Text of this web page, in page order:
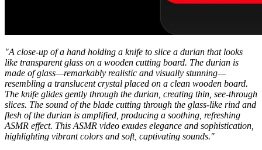
"A close-up of a hand holding a knife to slice a durian that looks
like transparent glass on a wooden cutting board. The durian is
made of glass—remarkably realistic and visually stunning—
resembling a translucent crystal placed on a clean wooden board.
The knife glides gently through the durian, creating thin, see-through
slices. The sound of the blade cutting through the glass-like rind and
flesh of the durian is amplified, producing a soothing, refreshing
ASMR effect. This ASMR video exudes elegance and sophistication,
highlighting vibrant colors and soft, captivating sounds."